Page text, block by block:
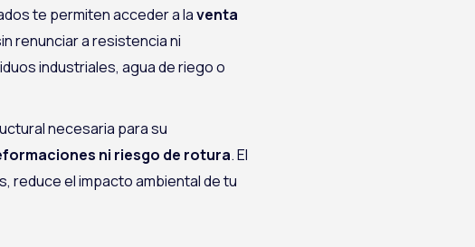
te permiten acceder a laventa
renunciar a resistencia ni
industriales, agua de riego o
necesaria para su
ni riesgo de rotura. El
reduce el impacto ambiental de tu